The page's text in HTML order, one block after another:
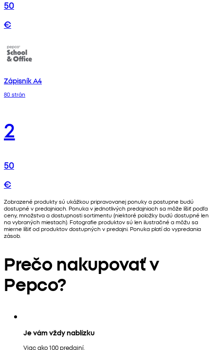
50
€
Zápisník A4
80 strán
2
50
€
Zobrazené produkty sú ukážkou pripravovanej ponuky a postupne budú
dostupné v predajniach. Ponuka v jednotlivých predajniach sa môže líšiť podľa
ceny, množstva a dostupnosti sortimentu (niektoré položky budú dostupné len
na vybraných miestach). Fotografie produktov sú len ilustračné a môžu sa
mierne líšiť od produktov dostupných v predajni. Ponuka platí do vypredania
zásob.
Prečo nakupovať v
Pepco?
Je vám vždy nablízku
Viac ako 100 predajní.